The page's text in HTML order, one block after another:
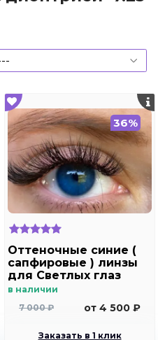
36%
Оттеночные синие (
сапфировые ) линзы
для Светлых глаз
Marquise Solo dark
в наличии
7 000 ₽
от 4 500 ₽
Заказать в 1 клик